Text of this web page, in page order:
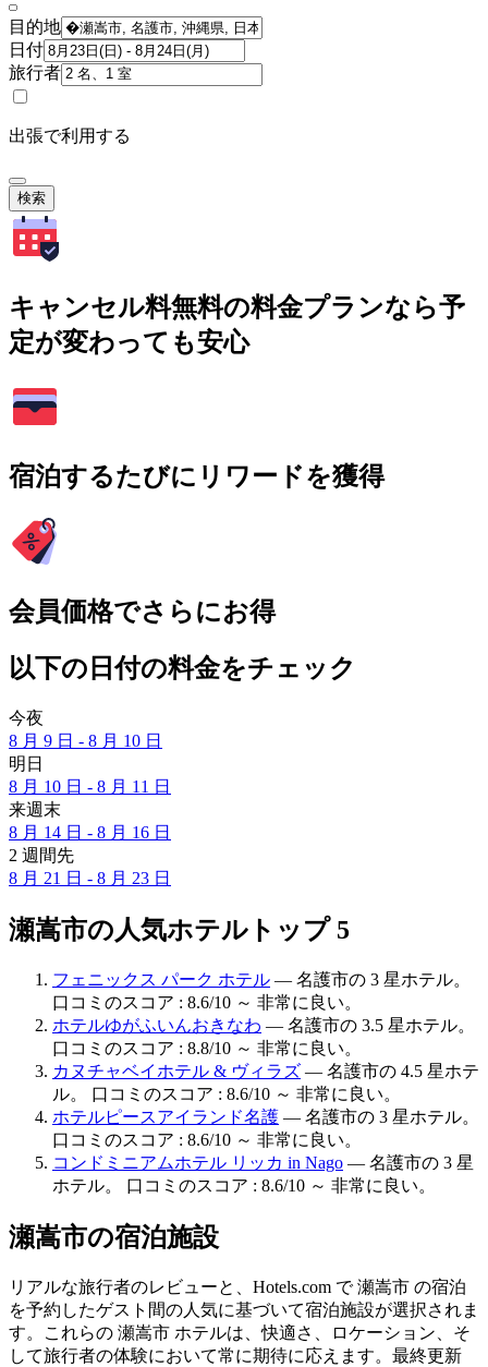
目的地
日付
旅行者
出張で利用する
検索
キャンセル料無料の料金プランなら予
定が変わっても安心
宿泊するたびにリワードを獲得
会員価格でさらにお得
以下の日付の料金をチェック
今夜
8 月 9 日 - 8 月 10 日
明日
8 月 10 日 - 8 月 11 日
来週末
8 月 14 日 - 8 月 16 日
2 週間先
8 月 21 日 - 8 月 23 日
瀬嵩市の人気ホテルトップ 5
フェニックス パーク ホテル — 名護市の 3 星ホテル。
口コミのスコア : 8.6/10 ～ 非常に良い。
ホテルゆがふいんおきなわ — 名護市の 3.5 星ホテル。
口コミのスコア : 8.8/10 ～ 非常に良い。
カヌチャベイホテル & ヴィラズ — 名護市の 4.5 星ホテ
ル。 口コミのスコア : 8.6/10 ～ 非常に良い。
ホテルピースアイランド名護 — 名護市の 3 星ホテル。
口コミのスコア : 8.6/10 ～ 非常に良い。
コンドミニアムホテル リッカ in Nago — 名護市の 3 星
ホテル。 口コミのスコア : 8.6/10 ～ 非常に良い。
瀬嵩市の宿泊施設
リアルな旅行者のレビューと、Hotels.com で 瀬嵩市 の宿泊
を予約したゲスト間の人気に基づいて宿泊施設が選択されま
す。これらの 瀬嵩市 ホテルは、快適さ、ロケーション、そ
して旅行者の体験において常に期待に応えます。最終更新